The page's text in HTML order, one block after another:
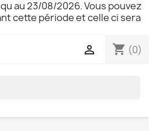
au 23/08/2026. Vous pouvez
cette période et celle ci sera
shopping_cart (0)
